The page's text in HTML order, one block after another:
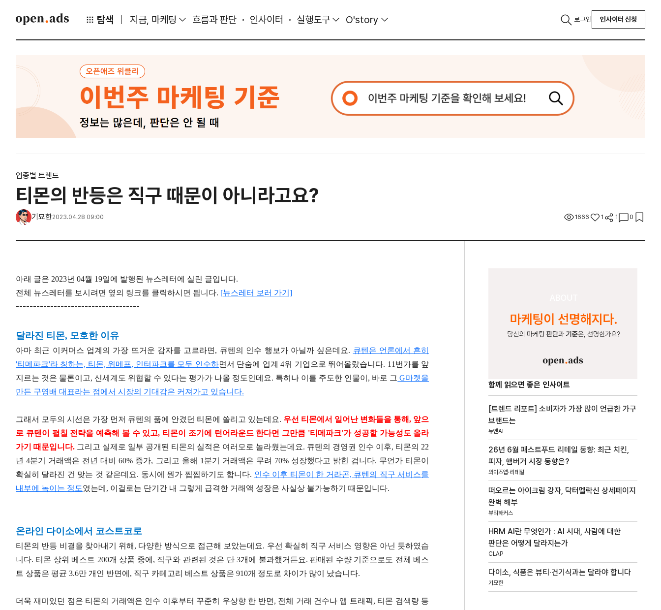
탐색 지금, 마케팅 흐름과 판단 인사이터 실행도구 O'story 로그인 인사이터 신청
업종별 트렌드
티몬의 반등은 직구 때문이 아니라고요?
기묘한2023.04.28 09:00 1666 1 1 0
아래 글은 2023년 04월 19일에 발행된 뉴스레터에 실린 글입니다.
전체 뉴스레터를 보시려면 옆의 링크를 클릭하시면 됩니다. [뉴스레터 보러 가기]
------------------------------------
달라진 티몬, 모호한 이유
아마 최근 이커머스 업계의 가장 뜨거운 감자를 고르라면, 큐텐의 인수 행보가 아닐까 싶은데요. 큐텐은 언론에서 흔히
'티메파크'라 칭하는, 티몬, 위메프, 인터파크를 모두 인수하면서 단숨에 업계 4위 기업으로 뛰어올랐습니다. 11번가를 앞
지르는 것은 물론이고, 신세계도 위협할 수 있다는 평가가 나올 정도인데요. 특히나 이를 주도한 인물이, 바로 그 G마켓을
만든 구영배 대표라는 점에서 시장의 기대감은 커져가고 있습니다.
그래서 모두의 시선은 가장 먼저 큐텐의 품에 안겼던 티몬에 쏠리고 있는데요. 우선 티몬에서 일어난 변화들을 통해, 앞으
로 큐텐이 펼칠 전략을 예측해 볼 수 있고, 티몬이 조기에 턴어라운드 한다면 그만큼 '티메파크'가 성공할 가능성도 올라
가기 때문입니다. 그리고 실제로 일부 공개된 티몬의 실적은 여러모로 놀라웠는데요. 큐텐의 경영권 인수 이후, 티몬의 22
년 4분기 거래액은 전년 대비 60% 증가, 그리고 올해 1분기 거래액은 무려 70% 성장했다고 밝힌 겁니다. 무언가 티몬이
확실히 달라진 건 맞는 것 같은데요. 동시에 뭔가 찝찝하기도 합니다. 인수 이후 티몬이 한 거라곤, 큐텐의 직구 서비스를
내부에 녹이는 정도였는데, 이걸로는 단기간 내 그렇게 급격한 거래액 성장은 사실상 불가능하기 때문입니다.
온라인 다이소에서 코스트코로
티몬의 반등 비결을 찾아내기 위해, 다양한 방식으로 접근해 보았는데요. 우선 확실히 직구 서비스 영향은 아닌 듯하였습
니다. 티몬 상위 베스트 200개 상품 중에, 직구와 관련된 것은 단 3개에 불과했거든요. 판매된 수량 기준으로도 전체 베스
트 상품은 평균 3.6만 개인 반면에, 직구 카테고리 베스트 상품은 910개 정도로 차이가 많이 났습니다.
더욱 재미있던 점은 티몬의 거래액은 인수 이후부터 꾸준히 우상향 한 반면, 전체 거래 건수나 앱 트래픽, 티몬 검색량 등
함께 읽으면 좋은 인사이트
[트렌드 리포트] 소비자가 가장 많이 언급한 가구
브랜드는
뉴엔AI
26년 6월 패스트푸드 리테일 동향: 최근 치킨,
피자, 햄버거 시장 동향은?
와이즈앱·리테일
떠오르는 아이크림 강자, 닥터멜락신 상세페이지
완벽 해부
뷰티해커스
HRM AI란 무엇인가 : AI 시대, 사람에 대한
판단은 어떻게 달라지는가
CLAP
다이소, 식품은 뷰티·건기식과는 달라야 합니다
기묘한